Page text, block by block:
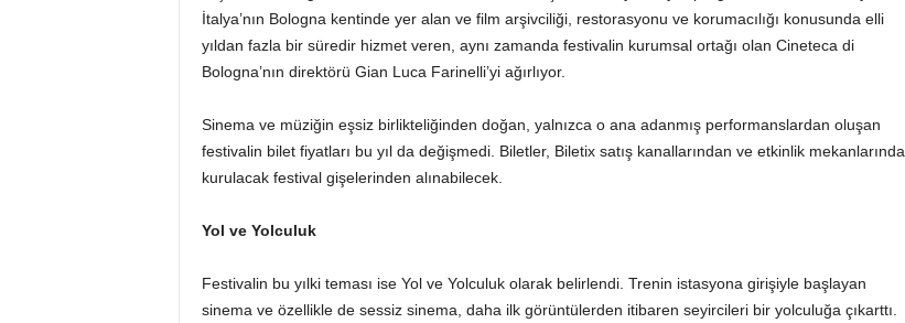
İtalya’nın Bologna kentinde yer alan ve film arşivciliği, restorasyonu ve korumacılığı konusunda elli
yıldan fazla bir süredir hizmet veren, aynı zamanda festivalin kurumsal ortağı olan Cineteca di
Bologna’nın direktörü Gian Luca Farinelli’yi ağırlıyor.
Sinema ve müziğin eşsiz birlikteliğinden doğan, yalnızca o ana adanmış performanslardan oluşan
festivalin bilet fiyatları bu yıl da değişmedi. Biletler, Biletix satış kanallarından ve etkinlik mekanlarında
kurulacak festival gişelerinden alınabilecek.
Yol ve Yolculuk
Festivalin bu yılki teması ise Yol ve Yolculuk olarak belirlendi. Trenin istasyona girişiyle başlayan
sinema ve özellikle de sessiz sinema, daha ilk görüntülerden itibaren seyircileri bir yolculuğa çıkarttı.